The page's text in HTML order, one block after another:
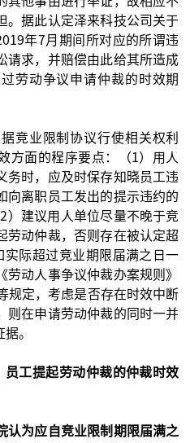
。据此认定泽来科技公司关于
年7月期间所对应的所谓违
请求，并赔偿由此给其所造成
劳动争议申请仲裁的时效期
竞业限制协议行使相关权利
方面的程序要点：（1）用人
务时，应及时保存知晓员工违
向离职员工发出的提示违约的
）建议用人单位尽量不晚于竞
劳动仲裁，否则存在被认定超
际超过竞业期限届满之日一
动人事争议仲裁办案规则》
规定，考虑是否存在时效中断
则在申请劳动仲裁的同时一并
。
工提起劳动仲裁的仲裁时效
认为应自竞业限制期限届满之